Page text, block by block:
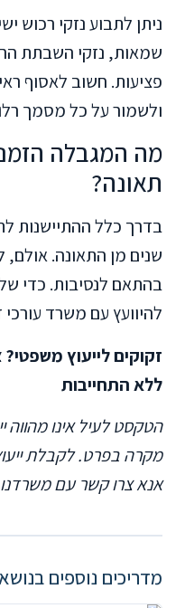
ניתן לתבוע נזקי רכוש
שמאות, נזקי השבתת
פציעות. חשוב לאסוף
ולשמור על כל מסמך
מה המגבלה
תאונה?
בדרך כלל ההתיישנות
שנים מן התאונה. אולם,
בהתאם לנסיבות. כדי
להיוועץ עם משרד
זקוקים לייעוץ
ללא התחייבות
הטקסט לעיל אינו
מקרה בפרט. לקבלת
אנא צרו קשר עם
מדריכים נוספים